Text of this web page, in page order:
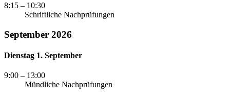
8:15 – 10:30
Schriftliche Nachprüfungen
September 2026
Dienstag 1. September
9:00 – 13:00
Mündliche Nachprüfungen